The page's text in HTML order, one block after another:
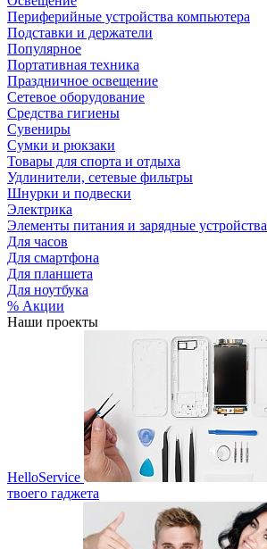
Периферийные устройства компьютера
Подставки и держатели
Популярное
Портативная техника
Праздничное освещение
Сетевое оборудование
Средства гигиены
Сувениры
Сумки и рюкзаки
Товары для спорта и отдыха
Удлинители, сетевые фильтры
Шнурки и подвески
Электрика
Элементы питания и зарядные устройства
Для часов
Для смартфона
Для планшета
Для ноутбука
% Акции
Наши проекты
HelloService
твоего гаджета